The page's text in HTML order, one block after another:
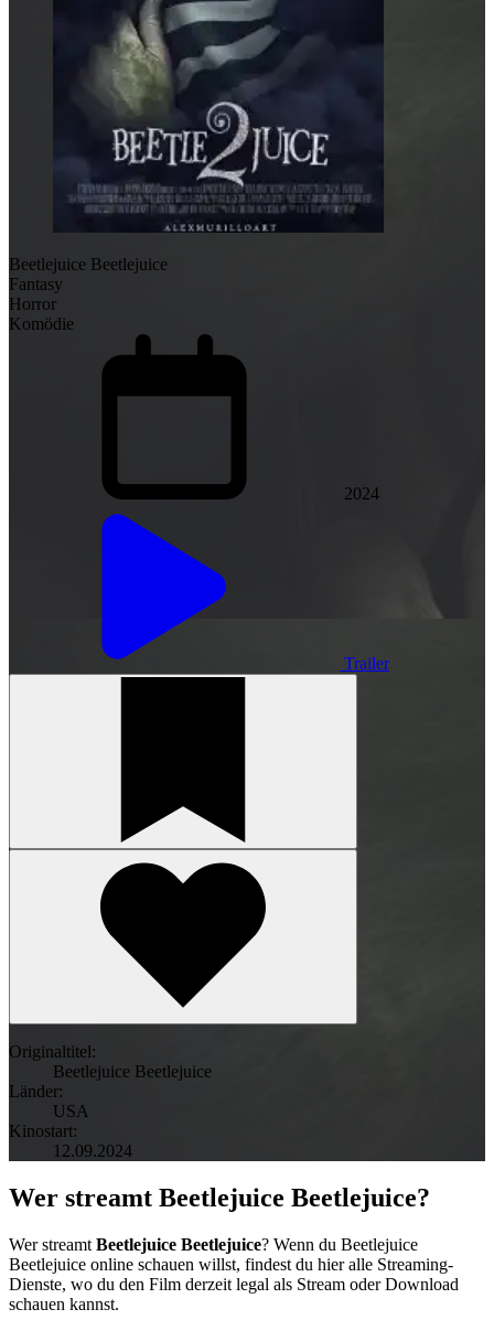
Beetlejuice Beetlejuice
Fantasy
Horror
Komödie
2024
Trailer
Originaltitel:
Beetlejuice Beetlejuice
Länder:
USA
Kinostart:
12.09.2024
Wer streamt Beetlejuice Beetlejuice?
Wer streamt Beetlejuice Beetlejuice? Wenn du Beetlejuice
Beetlejuice online schauen willst, findest du hier alle Streaming-
Dienste, wo du den Film derzeit legal als Stream oder Download
schauen kannst.